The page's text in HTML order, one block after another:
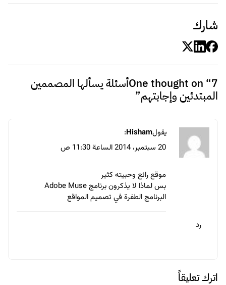
شارك
One thought on “7أسئلة يسألها المصممين
المبتدئين وإجابتهم”
يقولHisham
:
20 سبتمبر، 2014 الساعة 11:30 ص
موقع رائع وحبيته كثير
بس لماذا لا يذكرون برنامج Adobe Muse
البرنامج الطفرة في تصميم المواقع
رد
اترك تعليقاً